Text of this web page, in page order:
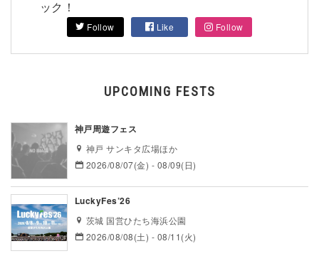
ック！
Follow Like Follow
UPCOMING FESTS
神戸周遊フェス
神戸 サンキタ広場ほか
2026/08/07(金) - 08/09(日)
LuckyFes’26
茨城 国営ひたち海浜公園
2026/08/08(土) - 08/11(火)